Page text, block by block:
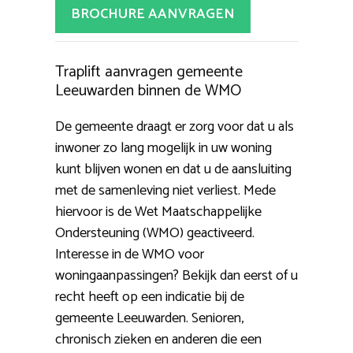
BROCHURE AANVRAGEN
Traplift aanvragen gemeente
Leeuwarden binnen de WMO
De gemeente draagt er zorg voor dat u als
inwoner zo lang mogelijk in uw woning
kunt blijven wonen en dat u de aansluiting
met de samenleving niet verliest. Mede
hiervoor is de Wet Maatschappelijke
Ondersteuning (WMO) geactiveerd.
Interesse in de WMO voor
woningaanpassingen? Bekijk dan eerst of u
recht heeft op een indicatie bij de
gemeente Leeuwarden. Senioren,
chronisch zieken en anderen die een